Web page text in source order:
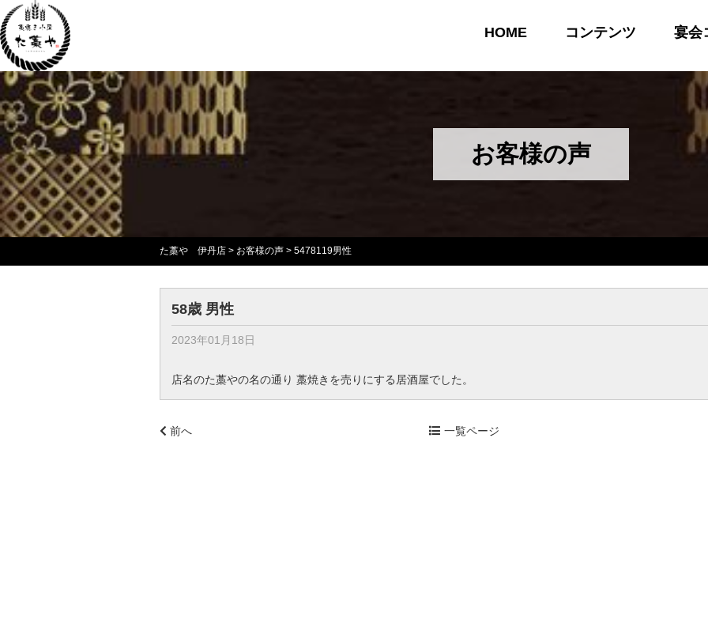
HOME コンテンツ 宴会
お客様の声
た藁や 伊丹店 > お客様の声 > 5478119男性
58歳 男性
2023年01月18日
店名のた藁やの名の通り 藁焼きを売りにする居酒屋でした。
前へ 一覧ページ